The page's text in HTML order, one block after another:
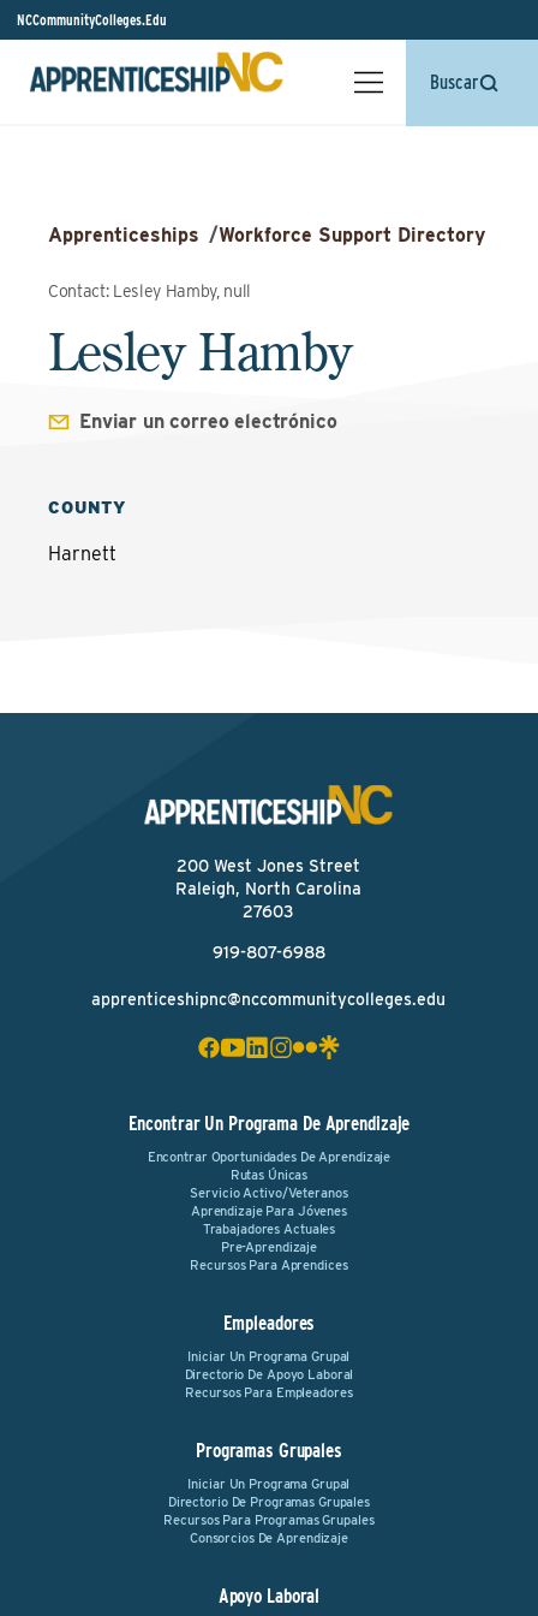
NCCommunityColleges.Edu
Buscar
Apprenticeships /Workforce Support Directory
Contact: Lesley Hamby, null
Lesley Hamby
Enviar un correo electrónico
COUNTY
Harnett
200 West Jones Street
Raleigh, North Carolina
27603
919-807-6988
apprenticeshipnc@nccommunitycolleges.edu
Encontrar Un Programa De Aprendizaje
Encontrar Oportunidades De Aprendizaje
Rutas Únicas
Servicio Activo/Veteranos
Aprendizaje Para Jóvenes
Trabajadores Actuales
Pre-Aprendizaje
Recursos Para Aprendices
Empleadores
Iniciar Un Programa Grupal
Directorio De Apoyo Laboral
Recursos Para Empleadores
Programas Grupales
Iniciar Un Programa Grupal
Directorio De Programas Grupales
Recursos Para Programas Grupales
Consorcios De Aprendizaje
Apoyo Laboral